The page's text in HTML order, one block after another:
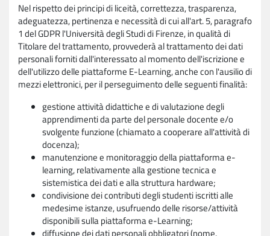
Nel rispetto dei principi di liceità, correttezza, trasparenza,
adeguatezza, pertinenza e necessità di cui all'art. 5, paragrafo
1 del GDPR l'Università degli Studi di Firenze, in qualità di
Titolare del trattamento, provvederà al trattamento dei dati
personali forniti dall'interessato al momento dell'iscrizione e
dell'utilizzo delle piattaforme E-Learning, anche con l'ausilio di
mezzi elettronici, per il perseguimento delle seguenti finalità:
gestione attività didattiche e di valutazione degli
apprendimenti da parte del personale docente e/o
svolgente funzione (chiamato a cooperare all'attività di
docenza);
manutenzione e monitoraggio della piattaforma e-
learning, relativamente alla gestione tecnica e
sistemistica dei dati e alla struttura hardware;
condivisione dei contributi degli studenti iscritti alle
medesime istanze, usufruendo delle risorse/attività
disponibili sulla piattaforma e-Learning;
diffusione dei dati personali obbligatori (nome,